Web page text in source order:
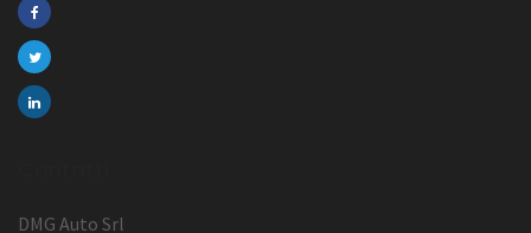
DMG Auto Srl